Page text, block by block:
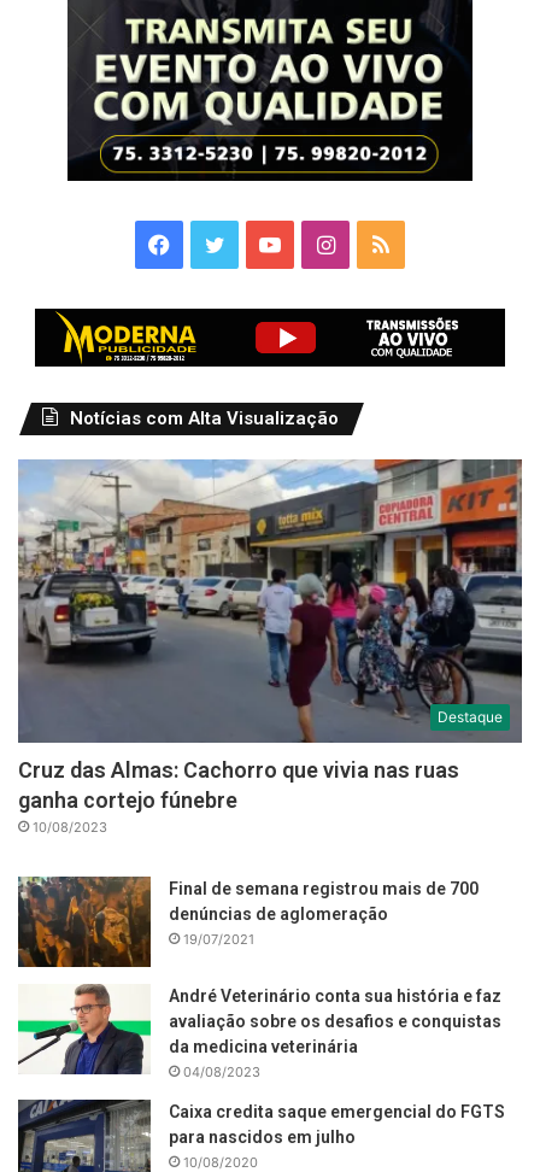
Facebook
TwitterYouTubeInstagram
RSS
Notícias com Alta Visualização
Destaque
Cruz das Almas: Cachorro que vivia nas ruas
ganha cortejo fúnebre
10/08/2023
Final de semana registrou mais de 700
denúncias de aglomeração
19/07/2021
André Veterinário conta sua história e faz
avaliação sobre os desafios e conquistas
da medicina veterinária
04/08/2023
Caixa credita saque emergencial do FGTS
para nascidos em julho
10/08/2020